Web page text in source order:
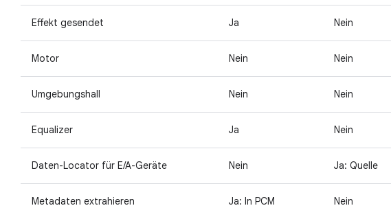
Effekt gesendet Ja Nein
Motor Nein Nein
Umgebungshall Nein Nein
Equalizer Ja Nein
Daten-Locator für E/A-Geräte Nein Ja: Quelle
Metadaten extrahieren
Ja: In PCM
Nein